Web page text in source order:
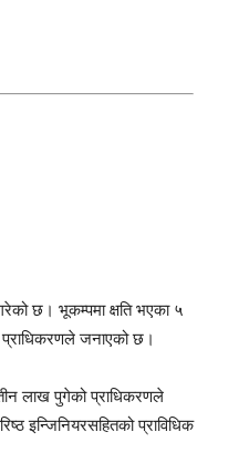
छ। भूकम्पमा क्षति भएका ५
जनाएको छ।
लाख पुगेको प्राधिकरणले
इन्जिनियरसहितको प्राविधिक